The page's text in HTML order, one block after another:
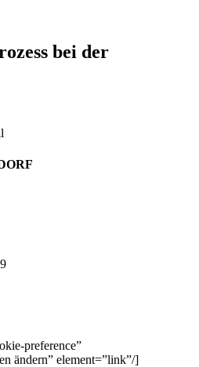
bei der
preference”
ändern” element=”link”/]